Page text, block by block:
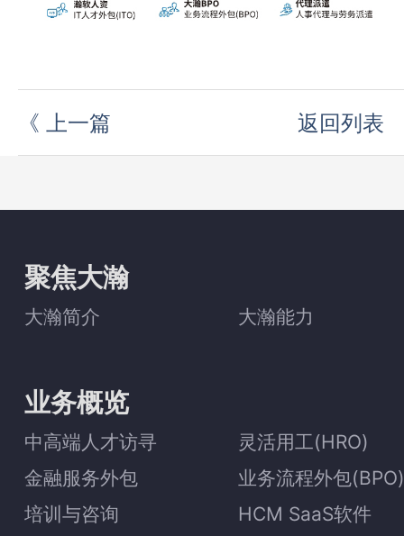
《 上一篇 返回列表
聚焦大瀚
大瀚简介 大瀚能力
业务概览
中高端人才访寻
灵活用工(HRO)
金融服务外包
业务流程外包(BPO)
培训与咨询
HCM SaaS软件